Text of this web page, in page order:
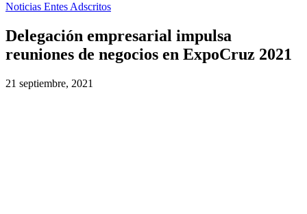
Noticias Entes Adscritos
Delegación empresarial impulsa
reuniones de negocios en ExpoCruz 2021
21 septiembre, 2021